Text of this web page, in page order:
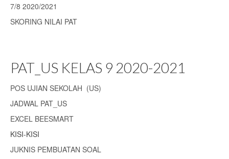
7/8 2020/2021
SKORING NILAI PAT
PAT_US KELAS 9 2020-2021
POS UJIAN SEKOLAH (US)
JADWAL PAT_US
EXCEL BEESMART
KISI-KISI
JUKNIS PEMBUATAN SOAL